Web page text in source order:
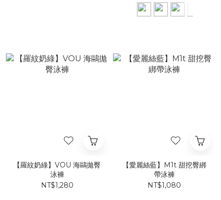
【羅紋奶綠】VOU 海鷗拋臀
泳褲
NT$1,280
【愛麗絲藍】​M1t 甜挖臀綁
帶泳褲​​​
NT$1,080